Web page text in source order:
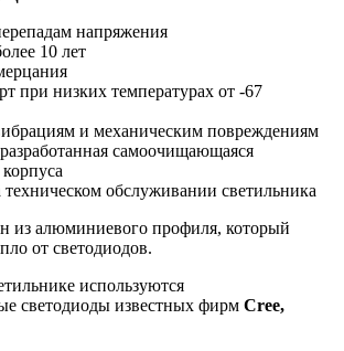
напряжения
10 лет
при низких температурах от -67
и механическим повреждениям
самоочищающаяся
обслуживании светильника
из алюминиевого профиля, который
от светодиодов.
используются
светодиоды известных фирм Cree,